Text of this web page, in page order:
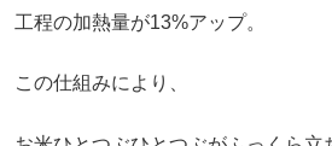
工程の加熱量が13%アップ。
この仕組みにより、